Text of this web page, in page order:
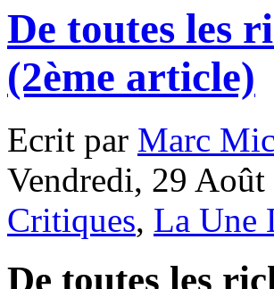
De toutes les
(2ème article)
Ecrit par Marc
Vendredi, 29
Critiques, La Une
De toutes les